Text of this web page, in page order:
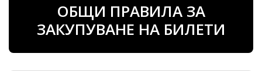
ОБЩИ ПРАВИЛА ЗА
ЗАКУПУВАНЕ НА БИЛЕТИ